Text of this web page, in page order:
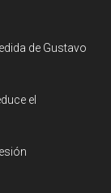
de Gustavo
el